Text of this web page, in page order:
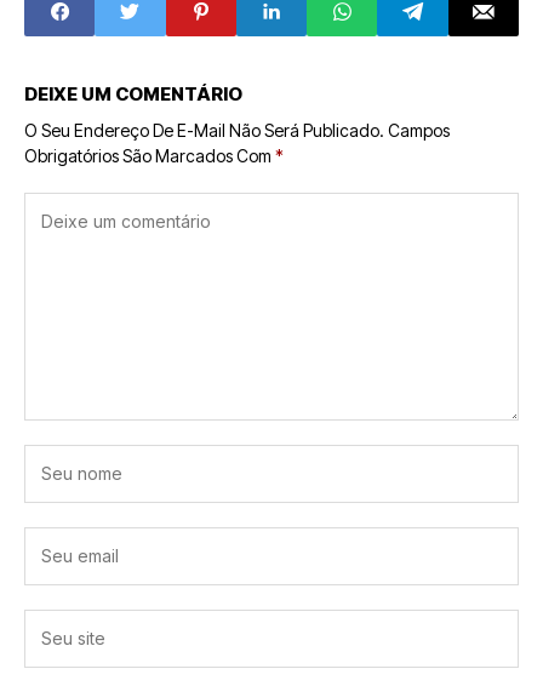
Ação Infantil
Lançamento de
Highguard
DEIXE UM COMENTÁRIO
O Seu Endereço De E-Mail Não Será Publicado. Campos
Obrigatórios São Marcados Com *